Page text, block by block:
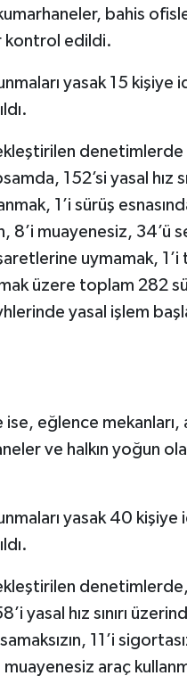
bahis
kontrol edildi.
yasak 15 kişiye
152’si yasal hız
1’i sürüş
8’i muayenesiz, 34’ü
uymamak,
üzere toplam 282
yasal işlem
eğlence mekanları,
ve halkın yoğun
yasak 40 kişiye
yasal hız sınırı
11’i
araç